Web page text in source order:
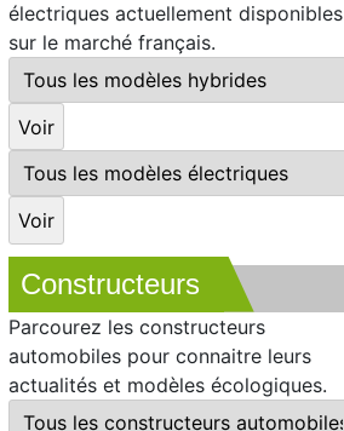
électriques actuellement disponibles
sur le marché français.
Constructeurs
Parcourez les constructeurs
automobiles pour connaitre leurs
actualités et modèles écologiques.